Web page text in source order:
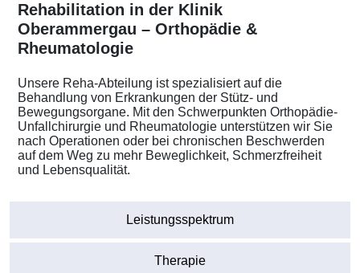
Rehabilitation in der Klinik
Oberammergau – Orthopädie &
Rheumatologie
Unsere Reha-Abteilung ist spezialisiert auf die
Behandlung von Erkrankungen der Stütz- und
Bewegungsorgane. Mit den Schwerpunkten Orthopädie-
Unfallchirurgie und Rheumatologie unterstützen wir Sie
nach Operationen oder bei chronischen Beschwerden
auf dem Weg zu mehr Beweglichkeit, Schmerzfreiheit
und Lebensqualität.
Leistungsspektrum
Therapie